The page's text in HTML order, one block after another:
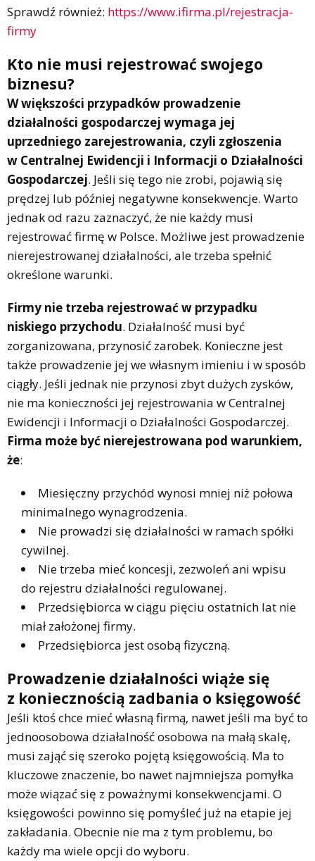
Sprawdź również: https://www.ifirma.pl/rejestracja-
firmy
Kto nie musi rejestrować swojego
biznesu?
W większości przypadków prowadzenie
działalności gospodarczej wymaga jej
uprzedniego zarejestrowania, czyli zgłoszenia
w Centralnej Ewidencji i Informacji o Działalności
Gospodarczej. Jeśli się tego nie zrobi, pojawią się
prędzej lub później negatywne konsekwencje. Warto
jednak od razu zaznaczyć, że nie każdy musi
rejestrować firmę w Polsce. Możliwe jest prowadzenie
nierejestrowanej działalności, ale trzeba spełnić
określone warunki.
Firmy nie trzeba rejestrować w przypadku
niskiego przychodu. Działalność musi być
zorganizowana, przynosić zarobek. Konieczne jest
także prowadzenie jej we własnym imieniu i w sposób
ciągły. Jeśli jednak nie przynosi zbyt dużych zysków,
nie ma konieczności jej rejestrowania w Centralnej
Ewidencji i Informacji o Działalności Gospodarczej.
Firma może być nierejestrowana pod warunkiem,
że:
Miesięczny przychód wynosi mniej niż połowa
minimalnego wynagrodzenia.
Nie prowadzi się działalności w ramach spółki
cywilnej.
Nie trzeba mieć koncesji, zezwoleń ani wpisu
do rejestru działalności regulowanej.
Przedsiębiorca w ciągu pięciu ostatnich lat nie
miał założonej firmy.
Przedsiębiorca jest osobą fizyczną.
Prowadzenie działalności wiąże się
z koniecznością zadbania o księgowość
Jeśli ktoś chce mieć własną firmą, nawet jeśli ma być to
jednoosobowa działalność osobowa na małą skalę,
musi zająć się szeroko pojętą księgowością. Ma to
kluczowe znaczenie, bo nawet najmniejsza pomyłka
może wiązać się z poważnymi konsekwencjami. O
księgowości powinno się pomyśleć już na etapie jej
zakładania. Obecnie nie ma z tym problemu, bo
każdy ma wiele opcji do wyboru.